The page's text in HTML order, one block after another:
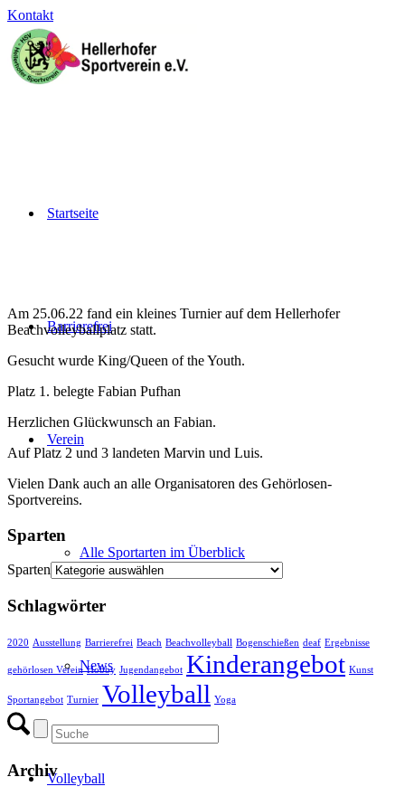
Kontakt
Startseite
Barrierefrei
Verein
Alle Sportarten im Überblick
News
Volleyball
Am 25.06.22 fand ein kleines Turnier auf dem Hellerhofer
Beachvolleyballplatz statt.
Gesucht wurde King/Queen of the Youth.
Platz 1. belegte Fabian Pufhan
Herzlichen Glückwunsch an Fabian.
Auf Platz 2 und 3 landeten Marvin und Luis.
Vielen Dank auch an alle Organisatoren des Gehörlosen-
Sportvereins.
Sparten
Sparten
Schlagwörter
2020 Ausstellung Barrierefrei Beach Beachvolleyball Bogenschießen deaf Ergebnisse
gehörlosen Verein Hobby Jugendangebot Kinderangebot Kunst
Sportangebot Turnier Volleyball Yoga
Archiv